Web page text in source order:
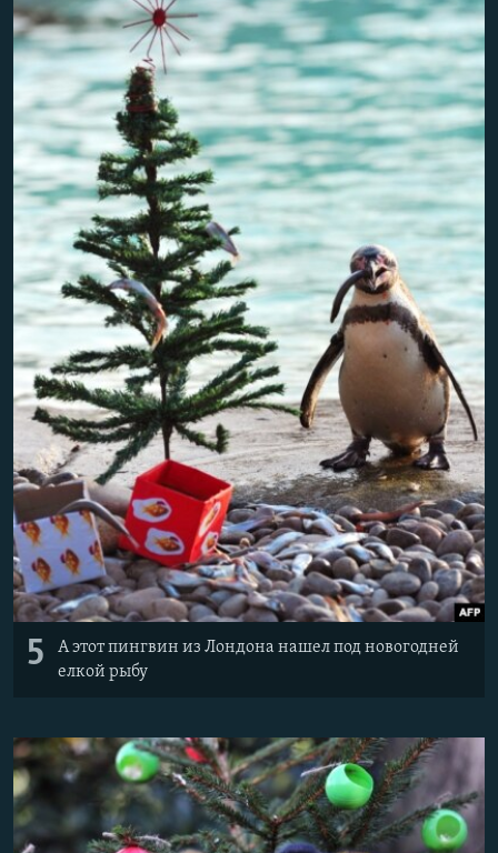
Հայերեն
English
Русский
Все сайты Радио Азатутюн
5
А этот пингвин из Лондона нашел под новогодней
елкой рыбу